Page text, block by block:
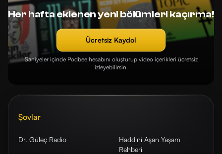
Her hafta eklenen yeni bölümleri kaçırma!
Ücretsiz Kaydol
Saniyeler içinde Podbee hesabını oluşturup video içerikleri ücretsiz
izleyebilirsin.
Şovlar
Dr. Güleç Radio
Haddini Aşan Yaşam
Rehberi